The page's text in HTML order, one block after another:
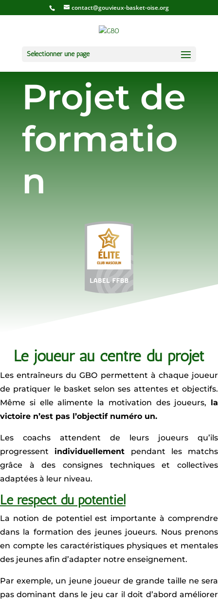
contact@gouvieux-basket-oise.org
Sélectionner une page
Projet de
formatio
n
Le joueur au centre du projet
Les entraîneurs du GBO permettent à chaque joueur
de pratiquer le basket selon ses attentes et objectifs.
Même si elle alimente la motivation des joueurs, la
victoire n’est pas l’objectif numéro un.
Les coachs attendent de leurs joueurs qu’ils
progressent individuellement pendant les matchs
grâce à des consignes techniques et collectives
adaptées à leur niveau.
Le respect du potentiel
La notion de potentiel est importante à comprendre
dans la formation des jeunes joueurs. Nous prenons
en compte les caractéristiques physiques et mentales
des jeunes afin d’adapter notre enseignement.
Par exemple, un jeune joueur de grande taille ne sera
pas dominant dans le jeu car il doit d’abord améliorer